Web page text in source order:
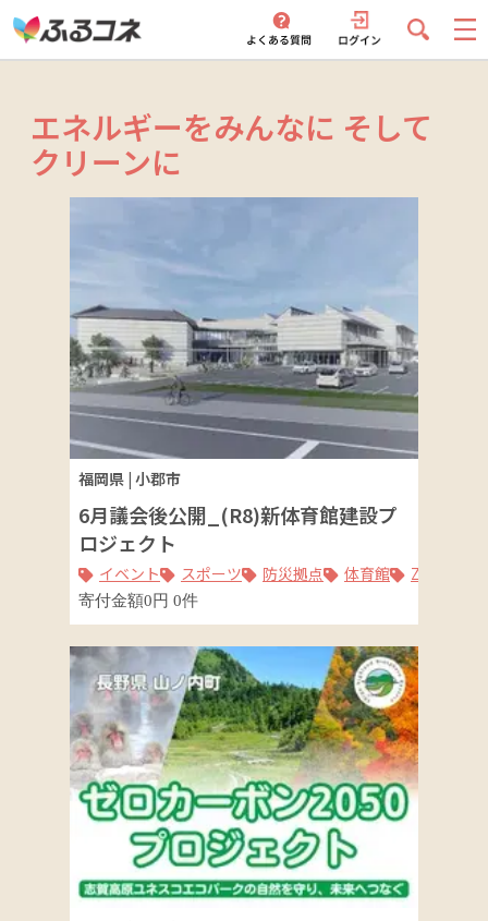
エネルギーをみんなに そして
クリーンに
福岡県 | 小郡市
6月議会後公開_(R8)新体育館建設プ
ロジェクト
イベント スポーツ 防災拠点 体育館 ZEB Ready
寄付金額0円 0件